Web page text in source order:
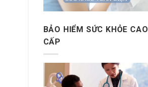
BẢO HIỂM SỨC KHỎE CAO
CẤP